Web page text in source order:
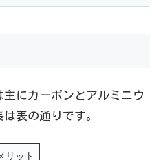
にカーボンとアルミニウ
表の通りです。
リット